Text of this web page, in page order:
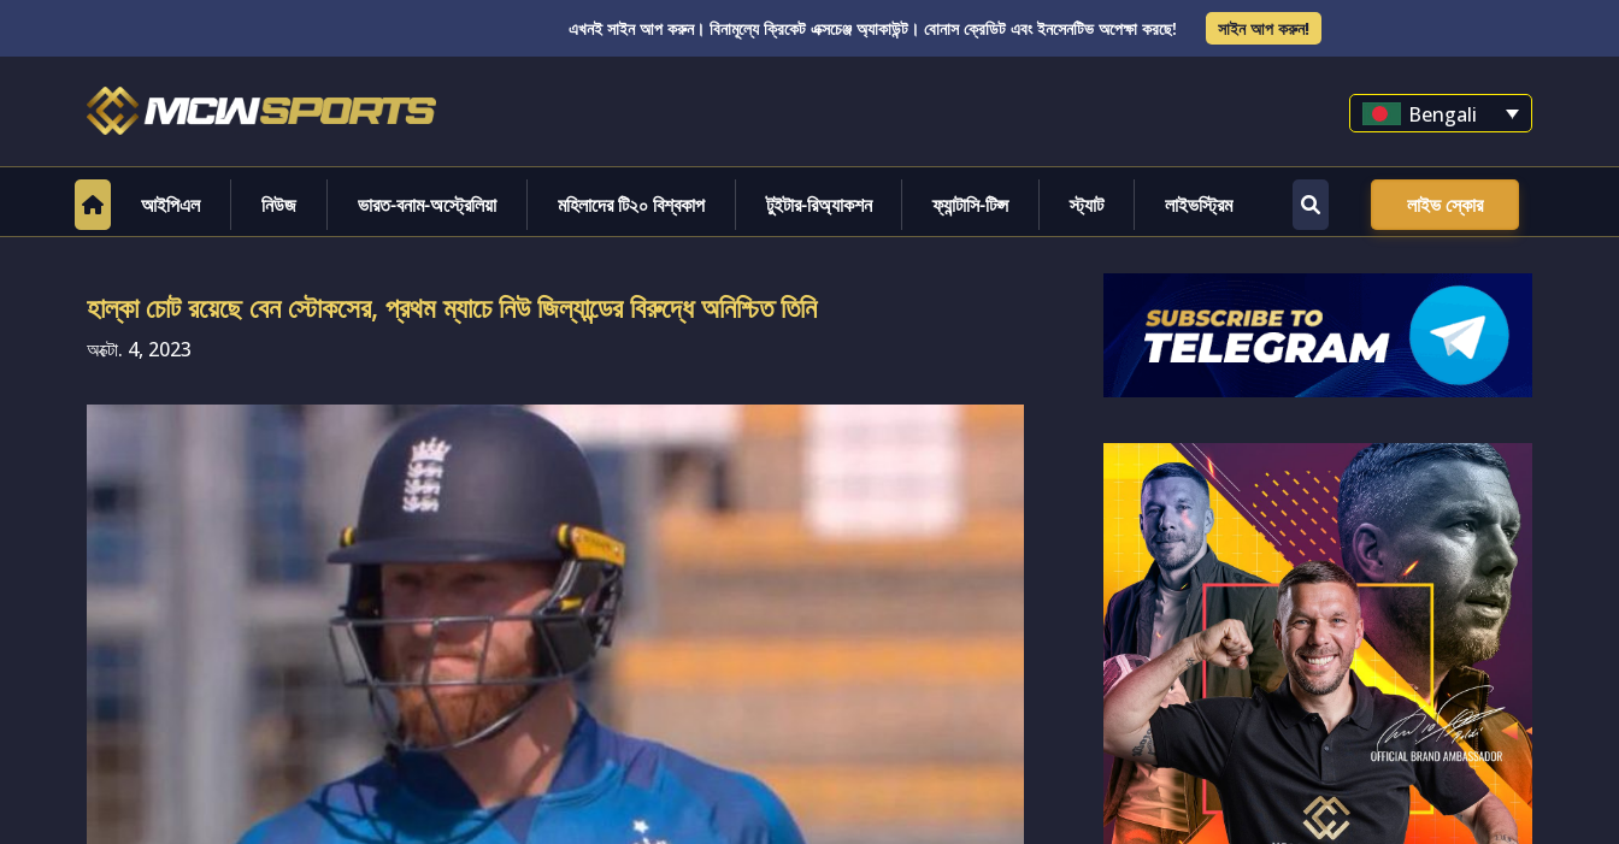
এখনই সাইন আপ করুন। বিনামূল্যে ক্রিকেট এক্সচেঞ্জ অ্যাকাউন্ট। বোনাস ক্রেডিট এবং ইনসেনটিভ অপেক্ষা করছে! সাইন আপ করুন!
Bengali
আইপিএল নিউজ ভারত-বনাম-অস্ট্রেলিয়া মহিলাদের টি২০ বিশ্বকাপ টুইটার-রিঅ্যাকশন ফ্যান্টাসি-টিপ্স স্ট্যাট লাইভস্ট্রিম লাইভ স্কোর
হাল্কা চোট রয়েছে বেন স্টোকসের, প্রথম ম্যাচে নিউ জিল্যান্ডের বিরুদ্ধে অনিশ্চিত তিনি
অক্টো. 4, 2023